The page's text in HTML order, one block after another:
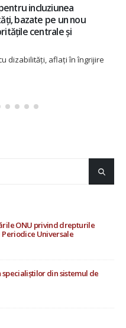
incluziunea
bazate pe un nou
centrale și
dizabilități, aflați în îngrijire
ONU privind drepturile
Periodice Universale
din sistemul de